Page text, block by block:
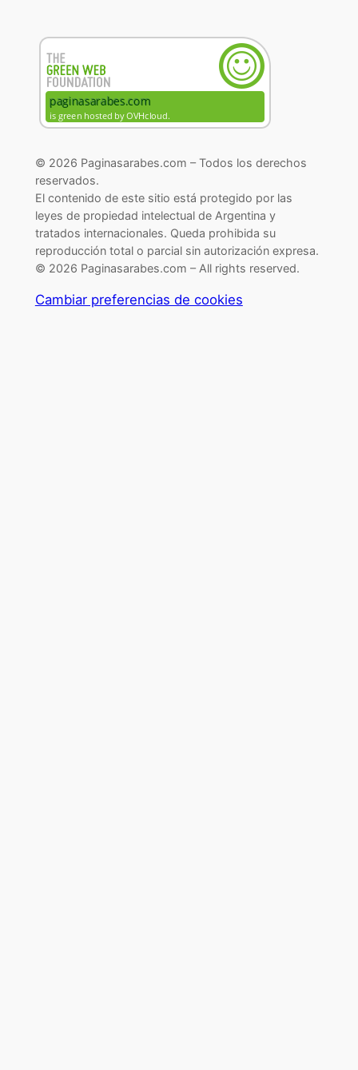
© 2026 Paginasarabes.com – Todos los derechos
reservados.
El contenido de este sitio está protegido por las
leyes de propiedad intelectual de Argentina y
tratados internacionales. Queda prohibida su
reproducción total o parcial sin autorización expresa.
© 2026 Paginasarabes.com – All rights reserved.
Cambiar preferencias de cookies